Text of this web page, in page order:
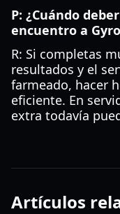
P: ¿Cuándo
encuentro a
R: Si completas
resultados y el
farmeado, hacer
eficiente. En
extra todavía
Artículos